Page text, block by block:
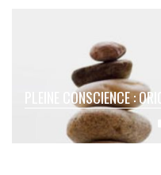
PLEINE CONSCIENCE :